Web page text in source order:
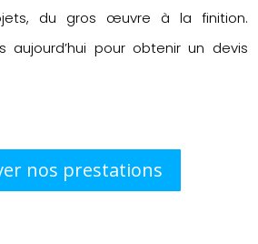
du gros œuvre à la finition.
aujourd’hui pour obtenir un devis
nos prestations